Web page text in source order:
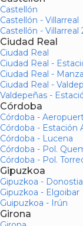
Castellón
Castellón - Villarreal
Castellón - Villarreal
Ciudad Real
Ciudad Real
Ciudad Real -
Ciudad Real -
Ciudad Real -
Valdepeñas -
Córdoba
Córdoba -
Córdoba - Estación
Córdoba - Lucena
Córdoba - Pol.
Córdoba - Pol.
Gipuzkoa
Gipuzkoa -
Gipuzkoa - Elgoibar
Guipuzkoa - Irún
Girona